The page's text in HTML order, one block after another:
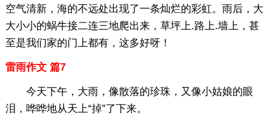
空气清新，海的不远处出现了一条灿烂的彩虹。雨后，大
大小小的蜗牛接二连三地爬出来，草坪上.路上.墙上，甚
至是我们家的门上都有，这多好呀！
雷雨作文 篇7
今天下午，大雨，像散落的珍珠，又像小姑娘的眼
泪，哗哗地从天上“掉”了下来。